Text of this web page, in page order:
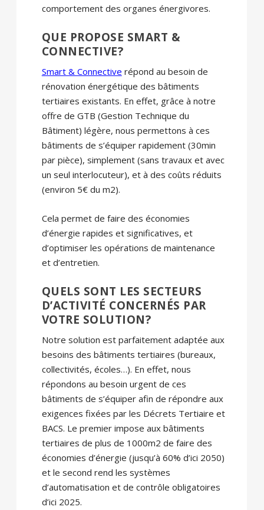
comportement des organes énergivores.
QUE PROPOSE SMART &
CONNECTIVE?
Smart & Connective répond au besoin de
rénovation énergétique des bâtiments
tertiaires existants. En effet, grâce à notre
offre de GTB (Gestion Technique du
Bâtiment) légère, nous permettons à ces
bâtiments de s’équiper rapidement (30min
par pièce), simplement (sans travaux et avec
un seul interlocuteur), et à des coûts réduits
(environ 5€ du m2).
Cela permet de faire des économies
d’énergie rapides et significatives, et
d’optimiser les opérations de maintenance
et d’entretien.
QUELS SONT LES SECTEURS
D’ACTIVITÉ CONCERNÉS PAR
VOTRE SOLUTION?
Notre solution est parfaitement adaptée aux
besoins des bâtiments tertiaires (bureaux,
collectivités, écoles…). En effet, nous
répondons au besoin urgent de ces
bâtiments de s’équiper afin de répondre aux
exigences fixées par les Décrets Tertiaire et
BACS. Le premier impose aux bâtiments
tertiaires de plus de 1000m2 de faire des
économies d’énergie (jusqu’à 60% d’ici 2050)
et le second rend les systèmes
d’automatisation et de contrôle obligatoires
d’ici 2025.